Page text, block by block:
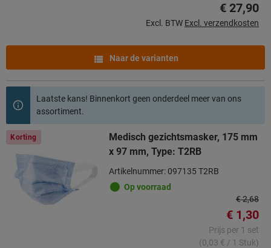
€ 27,90
Excl. BTW Excl. verzendkosten
Naar de varianten
Laatste kans! Binnenkort geen onderdeel meer van ons
assortiment.
Korting
Medisch gezichtsmasker, 175 mm
x 97 mm, Type: T2RB
Artikelnummer: 097135 T2RB
Op voorraad
€ 2,68
€ 1,30
Prijs per 1 set
(0,03 € / 1 Stuk)